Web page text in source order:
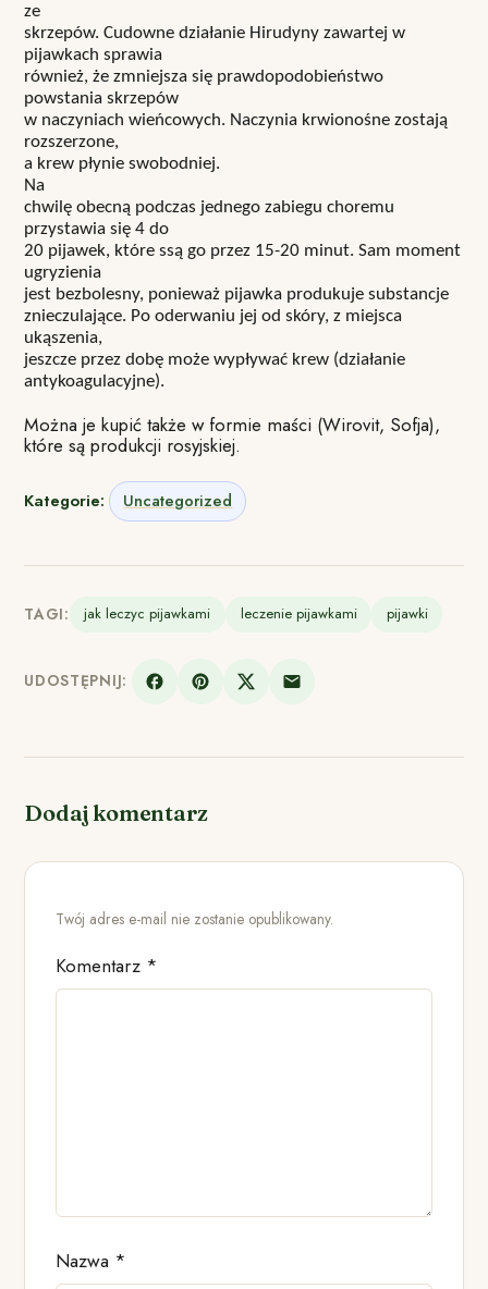
ze
skrzepów. Cudowne działanie Hirudyny zawartej w
pijawkach sprawia
również, że zmniejsza się prawdopodobieństwo
powstania skrzepów
w naczyniach wieńcowych. Naczynia krwionośne zostają
rozszerzone,
a krew płynie swobodniej.
Na
chwilę obecną podczas jednego zabiegu choremu
przystawia się 4 do
20 pijawek, które ssą go przez 15-20 minut. Sam moment
ugryzienia
jest bezbolesny, ponieważ pijawka produkuje substancje
znieczulające. Po oderwaniu jej od skóry, z miejsca
ukąszenia,
jeszcze przez dobę może wypływać krew (działanie
antykoagulacyjne).
Można je kupić także w formie maści (Wirovit, Sofja),
które są produkcji rosyjskiej.
Kategorie: Uncategorized
TAGI: jak leczyc pijawkami leczenie pijawkami pijawki
UDOSTĘPNIJ:
Dodaj komentarz
Twój adres e-mail nie zostanie opublikowany.
Komentarz *
Nazwa *